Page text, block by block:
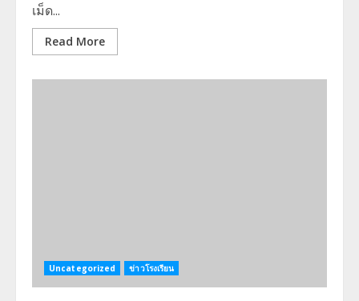
เม็ด...
Read More
Uncategorized ข่าวโรงเรียน